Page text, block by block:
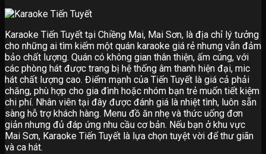
Karaoke Tiến Tuyết tại Chiềng Mai, Mai Sơn, là địa chỉ lý tưởng
cho những ai tìm kiếm một quán karaoke giá rẻ nhưng vẫn đảm
bảo chất lượng. Quán có không gian thân thiện, ấm cúng, với
các phòng hát được trang bị hệ thống âm thanh hiện đại, mic
hát chất lượng cao. Điểm mạnh của Tiến Tuyết là giá cả phải
chăng, phù hợp cho gia đình hoặc nhóm bạn trẻ muốn tiết kiệm
chi phí. Nhân viên tại đây được đánh giá là nhiệt tình, luôn sẵn
sàng hỗ trợ khách hàng. Menu đồ ăn nhẹ và thức uống đơn
giản nhưng đủ đáp ứng nhu cầu cơ bản. Nếu bạn ở khu vực
Mai Sơn, Karaoke Tiến Tuyết là lựa chọn tuyệt vời để thư giãn
và ca hát.